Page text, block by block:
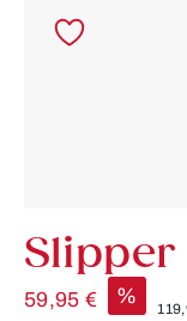
Slipper
59,95 € %